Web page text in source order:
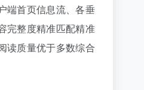
端首页信息流、各垂
完整度精准匹配精准
读质量优于多数综合